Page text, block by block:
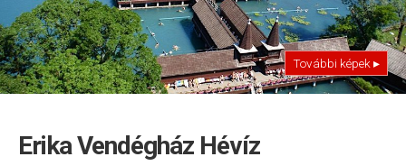
További képek ▸
Erika Vendégház Hévíz